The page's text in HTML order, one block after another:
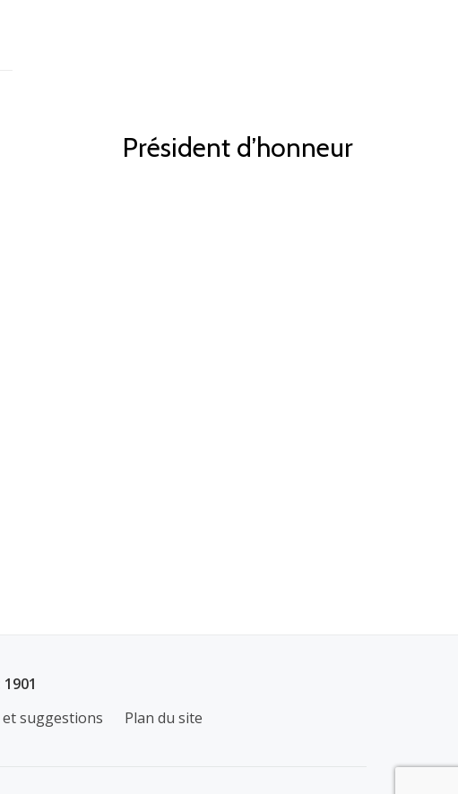
Président d’honneur
et suggestions Plan du site